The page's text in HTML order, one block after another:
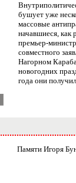
бушует уже
массовые
начавшиеся, как
премьер-
совместного
Нагорном
новогодних
года они
Памяти Игоря